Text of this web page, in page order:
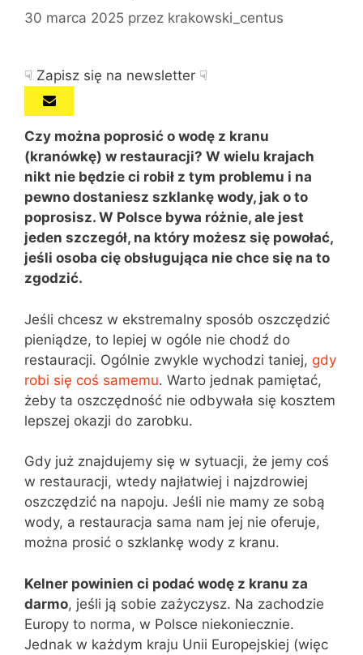
30 marca 2025 przez krakowski_centus
☟ Zapisz się na newsletter ☟
Czy można poprosić o wodę z kranu
(kranówkę) w restauracji? W wielu krajach
nikt nie będzie ci robił z tym problemu i na
pewno dostaniesz szklankę wody, jak o to
poprosisz. W Polsce bywa różnie, ale jest
jeden szczegół, na który możesz się powołać,
jeśli osoba cię obsługująca nie chce się na to
zgodzić.
Jeśli chcesz w ekstremalny sposób oszczędzić
pieniądze, to lepiej w ogóle nie chodź do
restauracji. Ogólnie zwykle wychodzi taniej, gdy
robi się coś samemu. Warto jednak pamiętać,
żeby ta oszczędność nie odbywała się kosztem
lepszej okazji do zarobku.
Gdy już znajdujemy się w sytuacji, że jemy coś
w restauracji, wtedy najłatwiej i najzdrowiej
oszczędzić na napoju. Jeśli nie mamy ze sobą
wody, a restauracja sama nam jej nie oferuje,
można prosić o szklankę wody z kranu.
Kelner powinien ci podać wodę z kranu za
darmo, jeśli ją sobie zażyczysz. Na zachodzie
Europy to norma, w Polsce niekoniecznie.
Jednak w każdym kraju Unii Europejskiej (więc